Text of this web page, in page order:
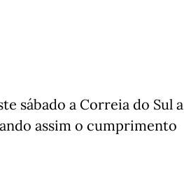
sábado a Correia do Sul a
assim o cumprimento